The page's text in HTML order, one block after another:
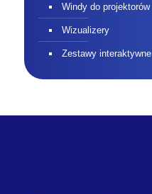
Windy do projektorów
Wizualizery
Zestawy interaktywne